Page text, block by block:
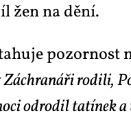
žen na dě­ní.
Zá­chra­ná­ři ro­di­li,
odro­dil ta­tí­nek